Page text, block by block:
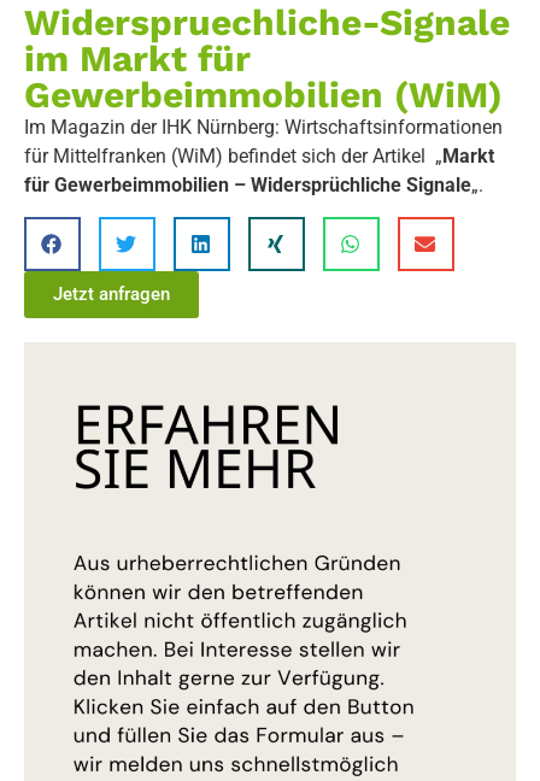
Widerspruechliche-Signale
im Markt für
Gewerbeimmobilien (WiM)
Im Magazin der IHK Nürnberg: Wirtschaftsinformationen
für Mittelfranken (WiM) befindet sich der Artikel „Markt
für Gewerbeimmobilien – Widersprüchliche Signale„.
Jetzt anfragen